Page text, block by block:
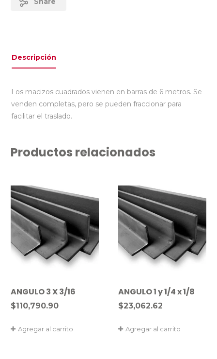
Descripción
Los macizos cuadrados vienen en barras de 6 metros. Se
venden completas, pero se pueden fraccionar para
facilitar el traslado.
Productos relacionados
ANGULO 3 X 3/16
$110,790.90
Agregar al carrito
ANGULO 1 y 1/4 x 1/8
$23,062.62
Agregar al carrito